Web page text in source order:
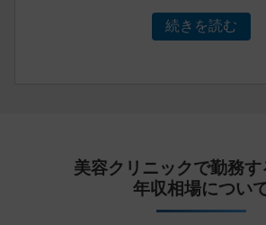
続きを読む
美容クリニックで勤務
年収相場につい